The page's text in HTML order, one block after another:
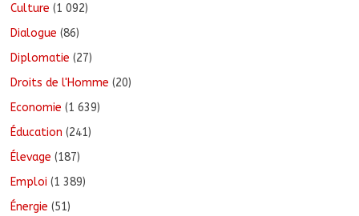
Culture (1 092)
Dialogue (86)
Diplomatie (27)
Droits de l'Homme (20)
Economie (1 639)
Éducation (241)
Élevage (187)
Emploi (1 389)
Énergie (51)